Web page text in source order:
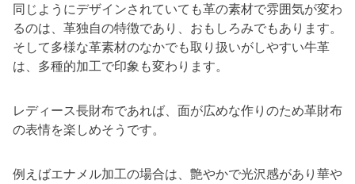
同じようにデザインされていても革の素材で雰囲気が変わ
るのは、革独自の特徴であり、おもしろみでもあります。
そして多様な革素材のなかでも取り扱いがしやすい牛革
は、多種的加工で印象も変わります。
レディース長財布であれば、面が広めな作りのため革財布
の表情を楽しめそうです。
例えばエナメル加工の場合は、艶やかで光沢感があり華や